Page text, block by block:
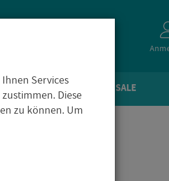
Services
Diese
zu können. Um
ZU­BE­HÖR SALE